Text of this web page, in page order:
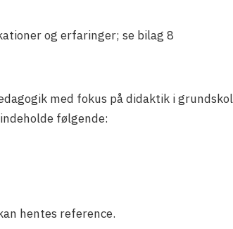
og erfaringer; se bilag 8
med fokus på didaktik i
følgende:
hentes reference.